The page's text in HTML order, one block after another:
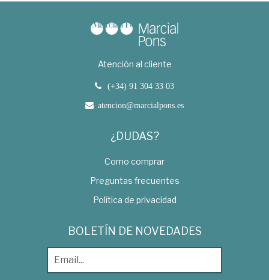
Atención al cliente
(+34) 91 304 33 03
atencion@marcialpons.es
¿DUDAS?
Como comprar
Preguntas frecuentes
Política de privacidad
BOLETÍN DE NOVEDADES